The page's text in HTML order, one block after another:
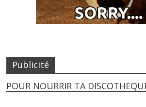
Publicité
POUR NOURRIR TA